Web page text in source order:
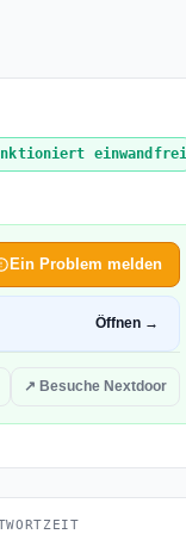
einwandfrei
Ein Problem melden
Öffnen →
↗ Besuche Nextdoor